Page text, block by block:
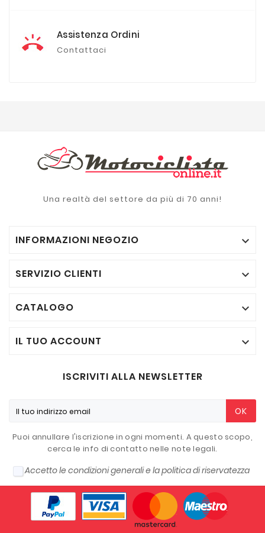
Assistenza Ordini
Contattaci
Una realtà del settore da più di 70 anni!
INFORMAZIONI NEGOZIO 
SERVIZIO CLIENTI 
CATALOGO 
IL TUO ACCOUNT 
ISCRIVITI ALLA NEWSLETTER
OK
Puoi annullare l'iscrizione in ogni momenti. A questo scopo,
cerca le info di contatto nelle note legali.
Accetto le condizioni generali e la politica di riservatezza